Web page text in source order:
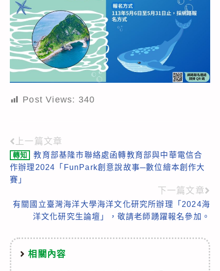
Post Views: 340
Read
more
articles
上一篇文章
轉知
教育部基隆市聯絡處函轉教育部與中華電信合
作辦理2024「FunPark創意說故事─數位繪本創作大
賽」
下一篇文章
有關國立臺灣海洋大學海洋文化研究所辦理「2024海
洋文化研究生論壇」，敬請老師踴躍報名參加。
相關內容